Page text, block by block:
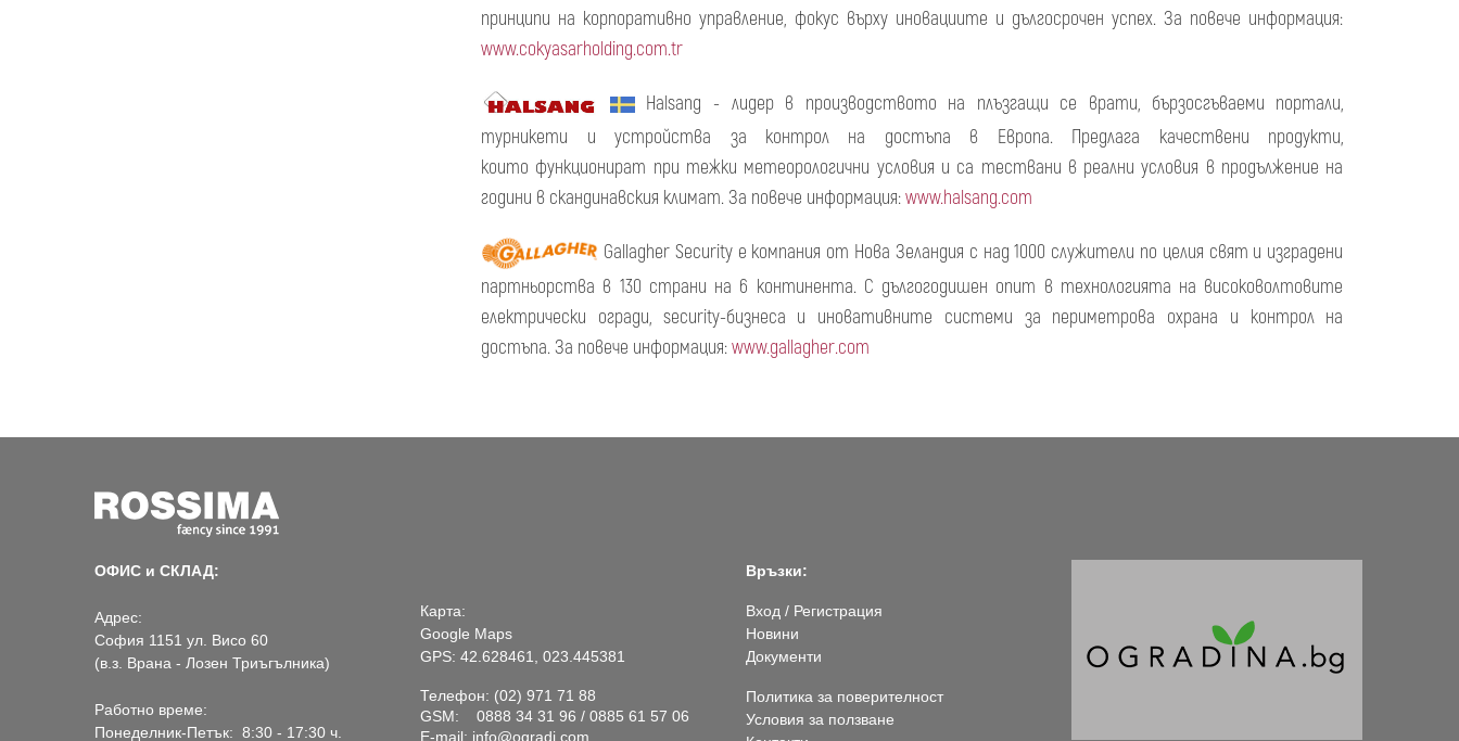
принципи на корпоративно управление, фокус върху иновациите и дългосрочен успех. За повече информация:
www.cokyasarholding.com.tr
Halsang - лидер в производството на плъзгащи се врати, бързосгъваеми портали,
турникети и устройства за контрол на достъпа в Европа. Предлага качествени продукти,
които функционират при тежки метеорологични условия и са тествани в реални условия в продължение на
години в скандинавския климат. За повече информация:www.halsang.com
Gallagher Security е компания от Нова Зеландия с над 1000 служители по целия свят и изградени
партньорства в 130 страни на 6 континента. С дългогодишен опит в технологията на високоволтовите
електрически огради, security-бизнеса и иновативните системи за периметрова охрана и контрол на
достъпа. За повече информация:www.gallagher.com
ОФИС и СКЛАД:
Адрес:
София 1151 ул. Висо 60
(в.з. Врана - Лозен Триъгълника)
Работно време:
Понеделник-Петък: 8:30 - 17:30 ч.
Карта:
Google Maps
GPS: 42.628461, 023.445381
Телефон: (02) 971 71 88
GSM: 0888 34 31 96 / 0885 61 57 06
E-mail: info@ogradi.com
Връзки:
Вход / Регистрация
Новини
Документи
Политика за поверителност
Условия за ползване